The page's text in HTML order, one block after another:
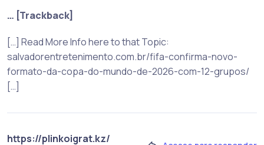
… [Trackback]
[…] Read More Info here to that Topic:
salvadorentretenimento.com.br/fifa-confirma-novo-
formato-da-copa-do-mundo-de-2026-com-12-grupos/
[…]
https://plinkoigrat.kz/